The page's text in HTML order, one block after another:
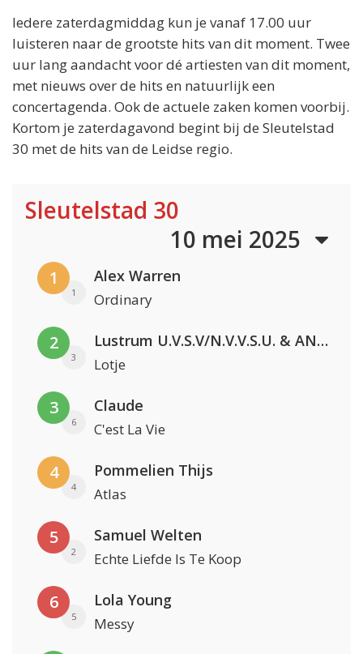
Iedere zaterdagmiddag kun je vanaf 17.00 uur
luisteren naar de grootste hits van dit moment. Twee
uur lang aandacht voor dé artiesten van dit moment,
met nieuws over de hits en natuurlijk een
concertagenda. Ook de actuele zaken komen voorbij.
Kortom je zaterdagavond begint bij de Sleutelstad
30 met de hits van de Leidse regio.
Sleutelstad 30
10 mei 2025
1
1
Alex Warren
Ordinary
2
3
Lustrum U.V.S.V/N.V.V.S.U. & ANNO ONS & Jopke van Dobbenburgh & Roeland Beelen
Lotje
3
6
Claude
C'est La Vie
4
4
Pommelien Thijs
Atlas
5
2
Samuel Welten
Echte Liefde Is Te Koop
6
5
Lola Young
Messy